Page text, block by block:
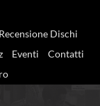
Recensione Dischi
Eventi
Contatti